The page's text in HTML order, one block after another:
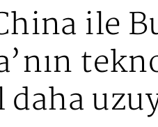
ile
daha